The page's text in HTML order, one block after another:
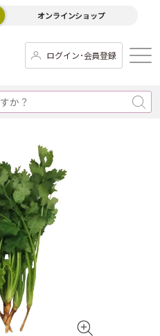
オンラインショップ
ログイン･会員登録